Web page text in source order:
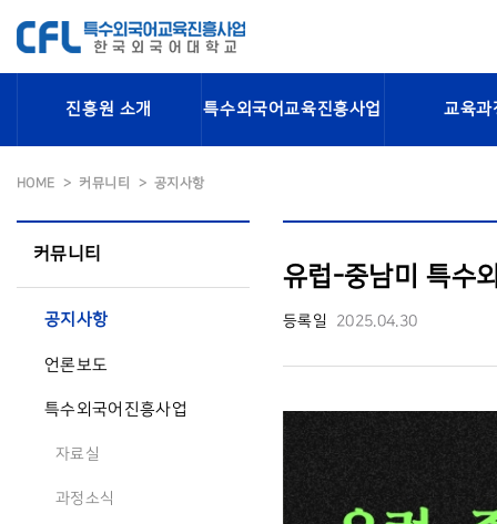
진흥원 소개 특수외국어교육진흥사업 교육과
HOME 커뮤니티 공지사항
커뮤니티
공지사항
언론보도
특수외국어진흥사업
자료실
과정소식
유럽-중남미 특수
등록일 2025.04.30